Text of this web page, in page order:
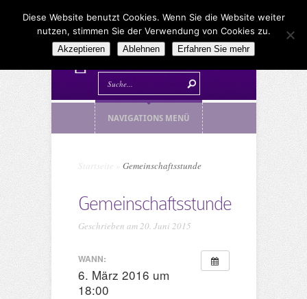
NAVIGATIONS MENÜ
Startseite Gemeinschaftsstunde
Gemeinschaftsstunde
Geschrieben am 20. Juni 2015
WANN:
6. März 2016 um
18:00
Diese Website benutzt Cookies. Wenn Sie die Website weiter
nutzen, stimmen Sie der Verwendung von Cookies zu.
Akzeptieren Ablehnen Erfahren Sie mehr